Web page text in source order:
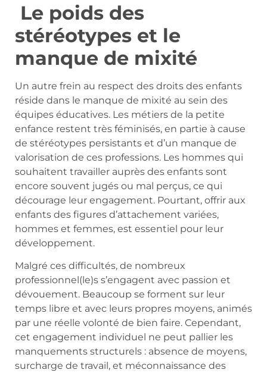
Le poids des
stéréotypes et le
manque de mixité
Un autre frein au respect des droits des enfants
réside dans le manque de mixité au sein des
équipes éducatives. Les métiers de la petite
enfance restent très féminisés, en partie à cause
de stéréotypes persistants et d’un manque de
valorisation de ces professions. Les hommes qui
souhaitent travailler auprès des enfants sont
encore souvent jugés ou mal perçus, ce qui
décourage leur engagement. Pourtant, offrir aux
enfants des figures d’attachement variées,
hommes et femmes, est essentiel pour leur
développement.
Malgré ces difficultés, de nombreux
professionnel(le)s s’engagent avec passion et
dévouement. Beaucoup se forment sur leur
temps libre et avec leurs propres moyens, animés
par une réelle volonté de bien faire. Cependant,
cet engagement individuel ne peut pallier les
manquements structurels : absence de moyens,
surcharge de travail, et méconnaissance des